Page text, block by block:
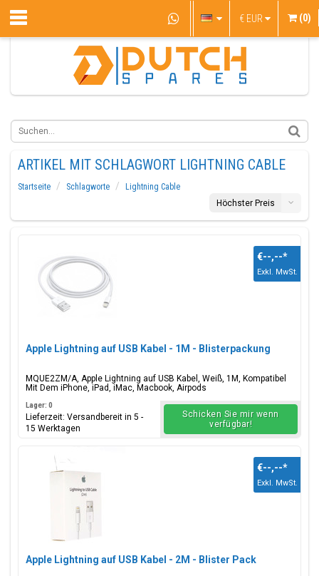
€ EUR (0)
ARTIKEL MIT SCHLAGWORT LIGHTNING CABLE
Startseite Schlagworte
Lightning Cable
Höchster Preis
Apple Lightning auf USB Kabel - 1M - Blisterpackung
MQUE2ZM/A, Apple Lightning auf USB Kabel, Weiß, 1M, Kompatibel
Mit Dem iPhone, iPad, iMac, Macbook, Airpods
€--,--*
Exkl. MwSt.
Lager: 0
Lieferzeit: Versandbereit in 5 -
15 Werktagen
Schicken Sie mir wenn
verfügbar!
Apple Lightning auf USB Kabel - 2M - Blister Pack
€--,--*
Exkl. MwSt.